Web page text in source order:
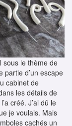
sous le thème de
partie d’un escape
cabinet de
les détails de
créé. J’ai dû le
je voulais. Mais
cachés un